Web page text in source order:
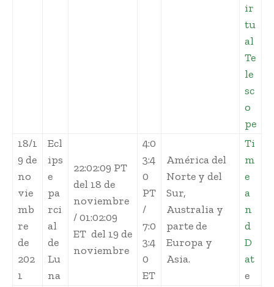
ir
tu
al
Te
le
sc
o
pe
18/1
9 de
no
vie
mb
re
de
202
1
Ecl
ips
e
pa
rci
al
de
Lu
na
22:02:09 PT
del 18 de
noviembre
/ 01:02:09
ET del 19 de
noviembre
4:0
3:4
0
PT
/
7:0
3:4
0
ET
América del
Norte y del
Sur,
Australia y
parte de
Europa y
Asia.
Ti
m
e
a
n
d
D
at
e